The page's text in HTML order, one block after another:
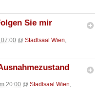
Sie mir
07:00 @ Stadtsaal Wien
20:00 @ Stadtsaal Wien,